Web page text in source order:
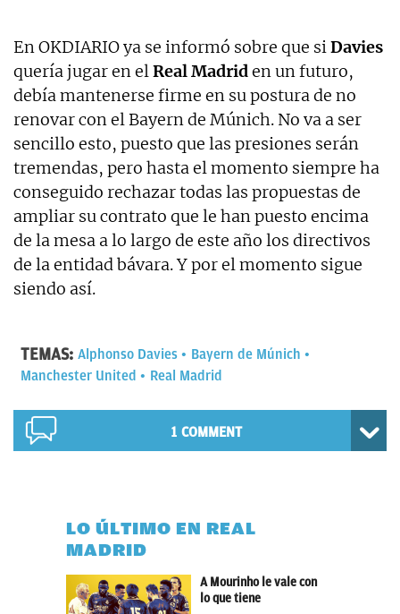
En OKDIARIO ya se informó sobre que siDavies
quería jugar en elReal Madriden un futuro,
debía mantenerse firme en su postura de no
renovar con el Bayern de Múnich. No va a ser
sencillo esto, puesto que las presiones serán
tremendas, pero hasta el momento siempre ha
conseguido rechazar todas las propuestas de
ampliar su contrato que le han puesto encima
de la mesa a lo largo de este año los directivos
de la entidad bávara. Y por el momento sigue
siendo así.
TEMAS: Alphonso Davies
Bayern de Múnich
Manchester United
Real Madrid
1 COMMENT
LO ÚLTIMO EN REAL
MADRID
A Mourinho le vale con
lo que tiene